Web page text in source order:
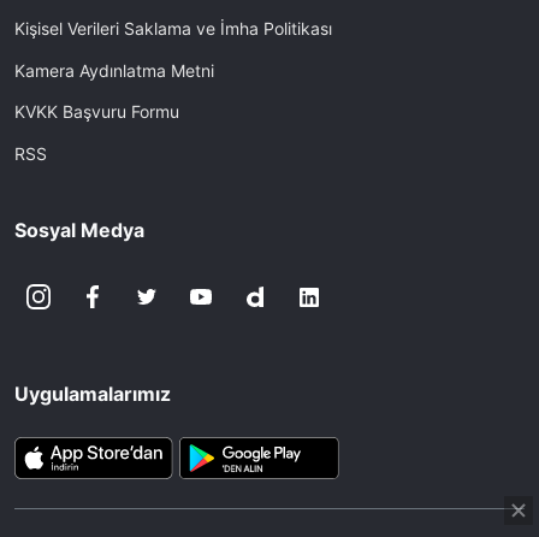
Kişisel Verileri Saklama ve İmha Politikası
Kamera Aydınlatma Metni
KVKK Başvuru Formu
RSS
Sosyal Medya
Uygulamalarımız